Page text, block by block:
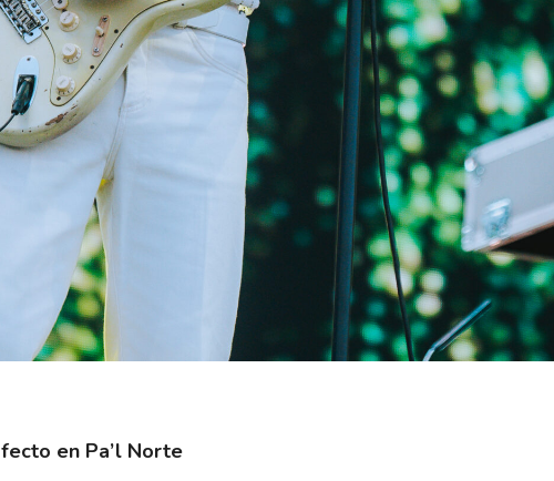
en Pa’l Norte